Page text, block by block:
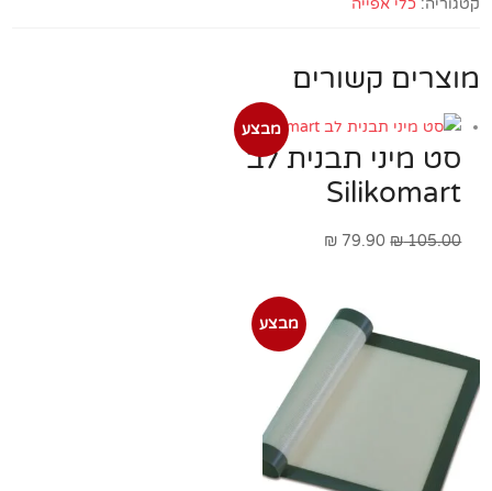
מוצרים קשורים
מבצע
סט מיני תבנית לב
Silikomart
₪105.00
המחיר
₪ 105.00.
₪ 79.90
המחיר
מבצע